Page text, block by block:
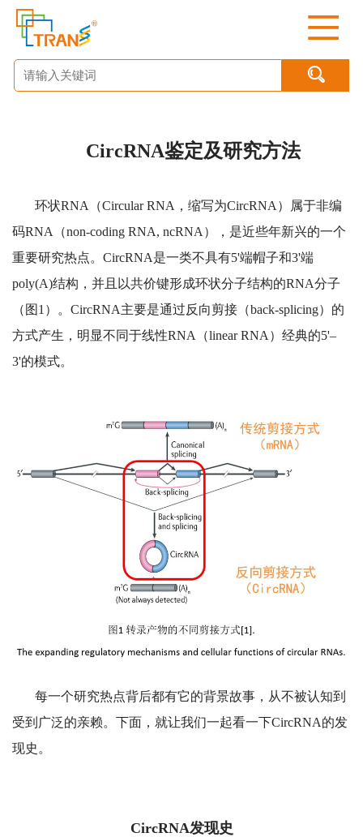

CircRNA鉴定及研究方法
环状RNA（Circular RNA，缩写为CircRNA）属于非编
码RNA（non-coding RNA, ncRNA），是近些年新兴的一个
重要研究热点。CircRNA是一类不具有5'端帽子和3'端
poly(A)结构，并且以共价键形成环状分子结构的RNA分子
（图1）。CircRNA主要是通过反向剪接（back-splicing）的
方式产生，明显不同于线性RNA（linear RNA）经典的5'–
3'的模式。
每一个研究热点背后都有它的背景故事，从不被认知到
受到广泛的亲赖。下面，就让我们一起看一下CircRNA的发
现史。
CircRNA发现史